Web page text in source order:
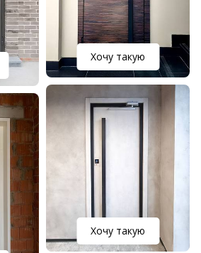
Хочу такую
Хочу такую